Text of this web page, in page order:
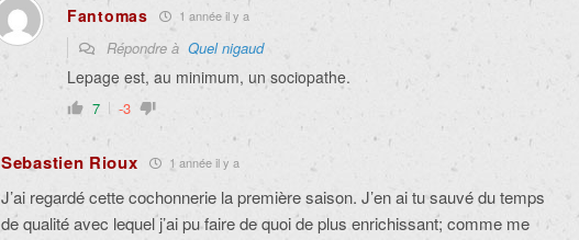
Fantomas 1 année il y a
Répondre à Quel nigaud
Lepage est, au minimum, un sociopathe.
7 -3
Sebastien Rioux 1 année il y a
J’ai regardé cette cochonnerie la première saison. J’en ai tu sauvé du temps
de qualité avec lequel j’ai pu faire de quoi de plus enrichissant; comme me